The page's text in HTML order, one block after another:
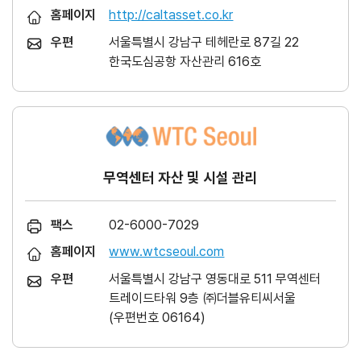
홈페이지
http://caltasset.co.kr
우편
서울특별시 강남구 테헤란로 87길 22
한국도심공항 자산관리 616호
무역센터 자산 및 시설 관리
팩스
02-6000-7029
홈페이지
www.wtcseoul.com
우편
서울특별시 강남구 영동대로 511 무역센터
트레이드타워 9층 ㈜더블유티씨서울
(우편번호 06164)